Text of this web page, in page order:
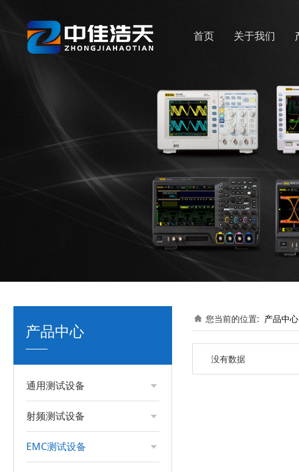
首页 关于我们
产品中心
通用测试设备
射频测试设备
EMC测试设备
您当前的位置: 产品中心
没有数据